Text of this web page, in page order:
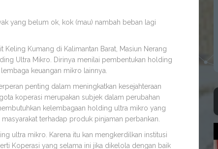
yang belum ok, kok (mau) nambah beban lagi
Kumang di Kalimantan Barat, Masiun Nerang
Ultra Mikro. Dirinya menilai pembentukan holding
keuangan mikro lainnya.
penting dalam meningkatkan kesejahteraan
koperasi merupakan subjek dalam perubahan
kelembagaan holding ultra mikro yang
terhadap produk pinjaman perbankan.
ultra mikro. Karena itu kan mengkerdilkan institusi
Koperasi yang selama ini jika dikelola dengan baik